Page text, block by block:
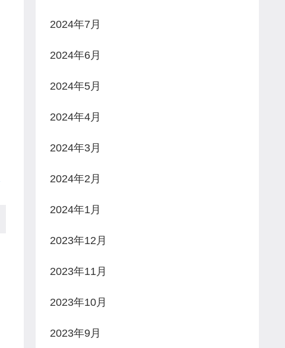
2024年7月
2024年6月
2024年5月
2024年4月
2024年3月
2024年2月
2024年1月
2023年12月
2023年11月
2023年10月
2023年9月